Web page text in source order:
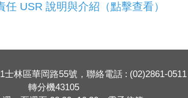
任 USR 說明與介紹（點擊查看）
士林區華岡路55號，聯絡電話 : (02)2861-0511
轉分機43105